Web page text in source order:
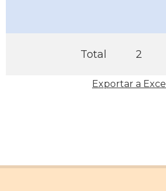
Total 2
Exportar a Excel